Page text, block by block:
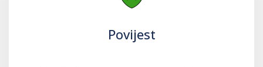
Povijest